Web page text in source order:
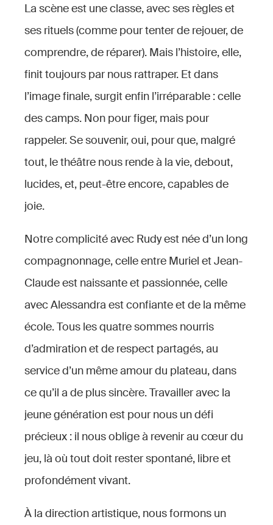
La scène est une classe, avec ses règles et
ses rituels (comme pour tenter de rejouer, de
comprendre, de réparer). Mais l’histoire, elle,
finit toujours par nous rattraper. Et dans
l’image finale, surgit enfin l’irréparable : celle
des camps. Non pour figer, mais pour
rappeler. Se souvenir, oui, pour que, malgré
tout, le théâtre nous rende à la vie, debout,
lucides, et, peut-être encore, capables de
joie.
Notre complicité avec Rudy est née d’un long
compagnonnage, celle entre Muriel et Jean-
Claude est naissante et passionnée, celle
avec Alessandra est confiante et de la même
école. Tous les quatre sommes nourris
d’admiration et de respect partagés, au
service d’un même amour du plateau, dans
ce qu’il a de plus sincère. Travailler avec la
jeune génération est pour nous un défi
précieux : il nous oblige à revenir au cœur du
jeu, là où tout doit rester spontané, libre et
profondément vivant.
À la direction artistique, nous formons un